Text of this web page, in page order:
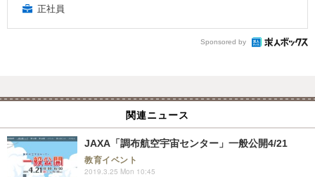
正社員
Sponsored by
関連ニュース
JAXA「調布航空宇宙センター」一般公開4/21
教育イベント
2019.3.25 Mon 10:45